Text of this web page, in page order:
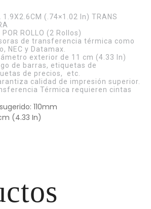
1.9X2.6CM (.74×1.02 In) TRANS
ROLLO (2 Rollos)
de transferencia térmica como
NEC y Datamax.
exterior de 11 cm (4.33 In)
de barras, etiquetas de
de precios, etc.
calidad de impresión superior.
Térmica requieren cintas
110mm
(4.33 In)